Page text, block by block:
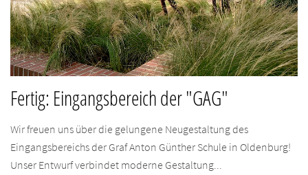
Fertig: Eingangsbereich der "GAG"
Wir freuen uns über die gelungene Neugestaltung des
Eingangsbereichs der Graf Anton Günther Schule in Oldenburg!
Unser Entwurf verbindet moderne Gestaltung...